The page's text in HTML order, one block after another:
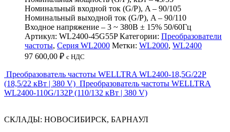
Номинальный входной ток (G/P), A – 90/105
Номинальный выходной ток (G/P), A – 90/110
Входное напряжение – 3 ~ 380B ± 15% 50/60Гц
Артикул: WL2400-45G55P Категории: Преобразователи
частоты, Серия WL2000 Метки: WL2000, WL2400
97 600,00 ₽ c НДС
Преобразователь частоты WELLTRA WL2400-18,5G/22P
(18,5/22 кВт | 380 V) Преобразователь частоты WELLTRA
WL2400-110G/132P (110/132 кВт | 380 V)
СКЛАДЫ: НОВОСИБИРСК, БАРНАУЛ